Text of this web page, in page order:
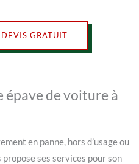
GRATUIT
épave de voiture à
en panne, hors d’usage ou
ses services pour son